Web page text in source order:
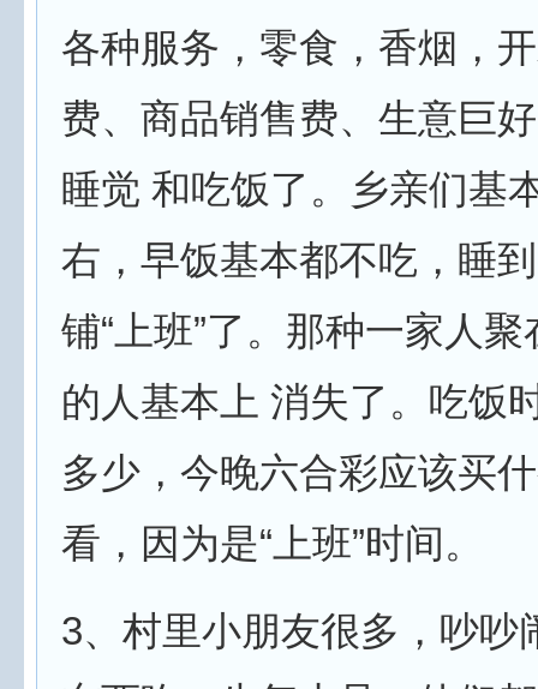
各种服务，零食，香烟，
费、商品销售费、生意巨
睡觉 和吃饭了。乡亲们基
右，早饭基本都不吃，睡
铺“上班”了。那种一家人
的人基本上 消失了。吃饭
多少，今晚六合彩应该买
看，因为是“上班”时间。
3、村里小朋友很多，吵